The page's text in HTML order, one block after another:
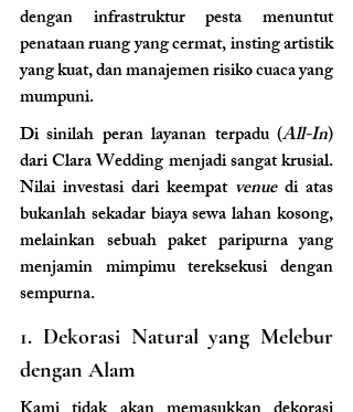
dengan infrastruktur pesta menuntut
penataan ruang yang cermat, insting artistik
yang kuat, dan manajemen risiko cuaca yang
mumpuni.
Di sinilah peran layanan terpadu (All-In)
dari Clara Wedding menjadi sangat krusial.
Nilai investasi dari keempat venue di atas
bukanlah sekadar biaya sewa lahan kosong,
melainkan sebuah paket paripurna yang
menjamin mimpimu tereksekusi dengan
sempurna.
1. Dekorasi Natural yang Melebur
dengan Alam